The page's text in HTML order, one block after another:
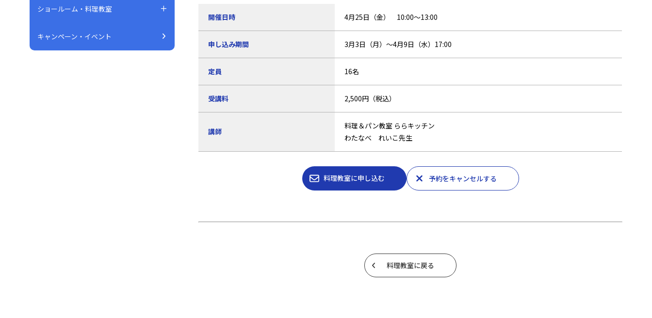
ショールーム・料理教室
キャンペーン・イベント
開催日時 4月25日（金） 10:00～13:00
申し込み期間 3月3日（月）〜4月9日（水）17:00
定員 16名
受講料 2,500円（税込）
講師
料理＆パン教室 ららキッチン
わたなべ れいこ先生
料理教室に申し込む 予約をキャンセルする
料理教室に戻る